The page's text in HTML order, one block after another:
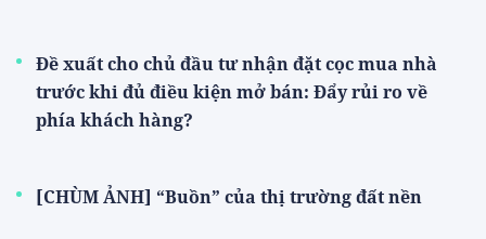
Đề xuất cho chủ đầu tư nhận đặt cọc mua nhà
trước khi đủ điều kiện mở bán: Đẩy rủi ro về
phía khách hàng?
[CHÙM ẢNH] “Buồn” của thị trường đất nền